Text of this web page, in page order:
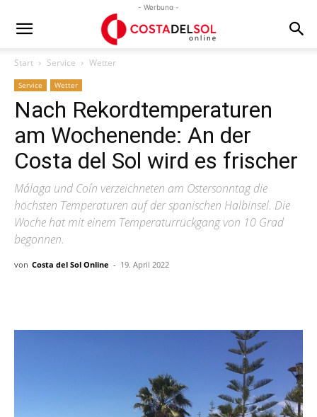
- Werbung -
Start Service Wetter
Service Wetter
Nach Rekordtemperaturen
am Wochenende: An der
Costa del Sol wird es frischer
Málaga und Coín verzeichneten am Ostersonntag die
höchsten Temperaturen auf der spanischen Halbinsel. Die
Woche hat mit einem Temperaturrückgang von 10 Grad
begonnen.
von Costa del Sol Online - 19. April 2022